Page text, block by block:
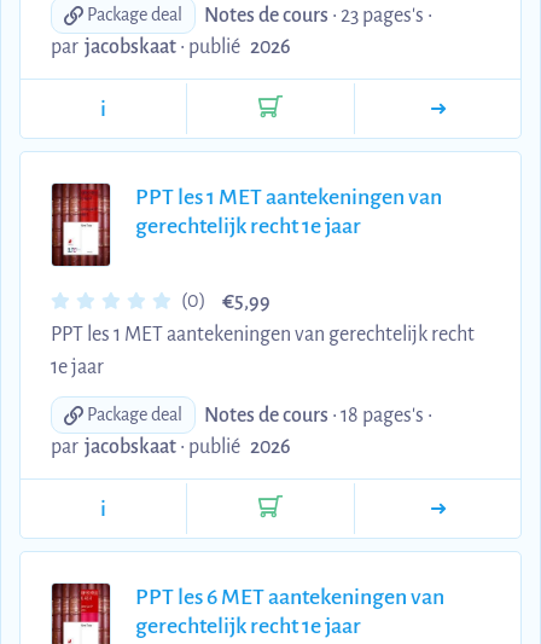
Package deal Notes de cours • 23 pages's •
par jacobskaat • publié 2026
i
PPT les 1 MET aantekeningen van
gerechtelijk recht 1e jaar
(0) €5,99
PPT les 1 MET aantekeningen van gerechtelijk recht
1e jaar
Package deal Notes de cours • 18 pages's •
par jacobskaat • publié 2026
i
PPT les 6 MET aantekeningen van
gerechtelijk recht 1e jaar